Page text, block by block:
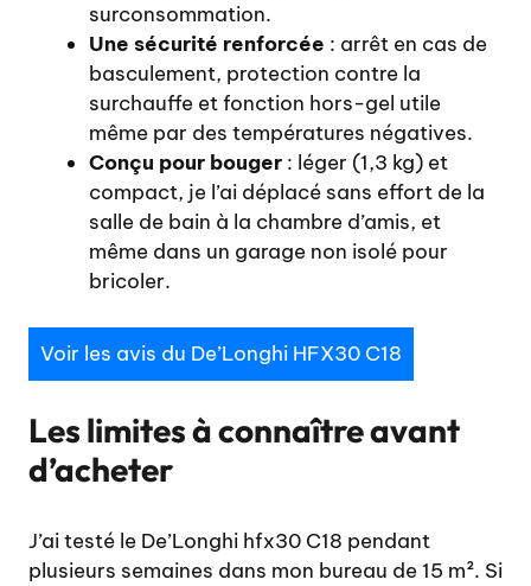
surconsommation.
Une sécurité renforcée : arrêt en cas de
basculement, protection contre la
surchauffe et fonction hors-gel utile
même par des températures négatives.
Conçu pour bouger : léger (1,3 kg) et
compact, je l’ai déplacé sans effort de la
salle de bain à la chambre d’amis, et
même dans un garage non isolé pour
bricoler.
Voir les avis du De’Longhi HFX30 C18
Les limites à connaître avant
d’acheter
J’ai testé le De’Longhi hfx30 C18 pendant
plusieurs semaines dans mon bureau de 15 m². Si